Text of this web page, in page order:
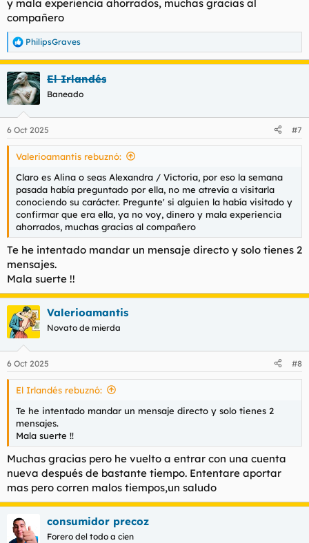
y mala experiencia ahorrados, muchas gracias al
compañero
R
e
c
c
i
e
s
PhilipsGraves
El Irlandés
Baneado
6 Oct 2025 #7
Valerioamantis rebuznó:
Claro es Alina o seas Alexandra / Victoria, por eso la semana
pasada había preguntado por ella, no me atrevía a visitarla
conociendo su carácter. Pregunte' si alguien la había visitado y
confirmar que era ella, ya no voy, dinero y mala experiencia
ahorrados, muchas gracias al compañero
Te he intentado mandar un mensaje directo y solo tienes 2
mensajes.
Mala suerte !!
Valerioamantis
Novato de mierda
6 Oct 2025 #8
El Irlandés rebuznó:
Te he intentado mandar un mensaje directo y solo tienes 2
mensajes.
Mala suerte !!
Muchas gracias pero he vuelto a entrar con una cuenta
nueva después de bastante tiempo. Ententare aportar
mas pero corren malos tiempos,un saludo
consumidor precoz
Forero del todo a cien